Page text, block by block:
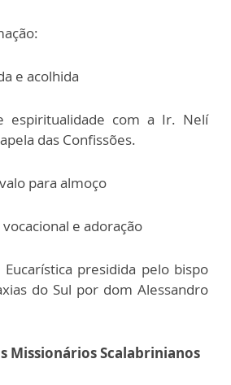
e acolhida
espiritualidade com a Ir. Nelí
das Confissões.
para almoço
e adoração
presidida pelo bispo
do Sul por dom Alessandro
Missionários Scalabrinianos